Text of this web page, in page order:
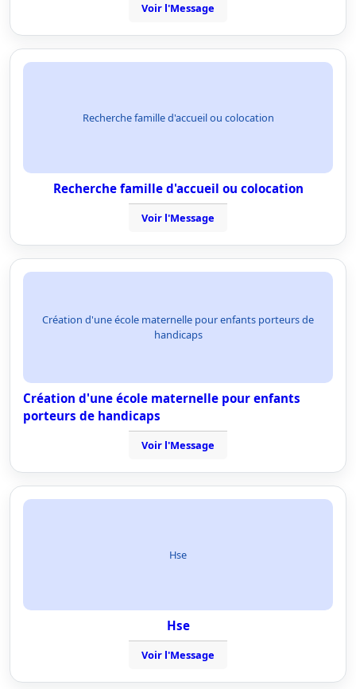
Voir l'Message
Recherche famille d'accueil ou colocation
Recherche famille d'accueil ou colocation
Voir l'Message
Création d'une école maternelle pour enfants porteurs de
handicaps
Création d'une école maternelle pour enfants
porteurs de handicaps
Voir l'Message
Hse
Hse
Voir l'Message